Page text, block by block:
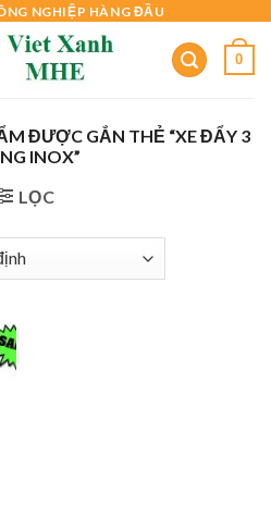
NGHIỆP HÀNG ĐẦU
0
ĐƯỢC GẮN THẺ “XE ĐẨY 3
INOX”
LỌC